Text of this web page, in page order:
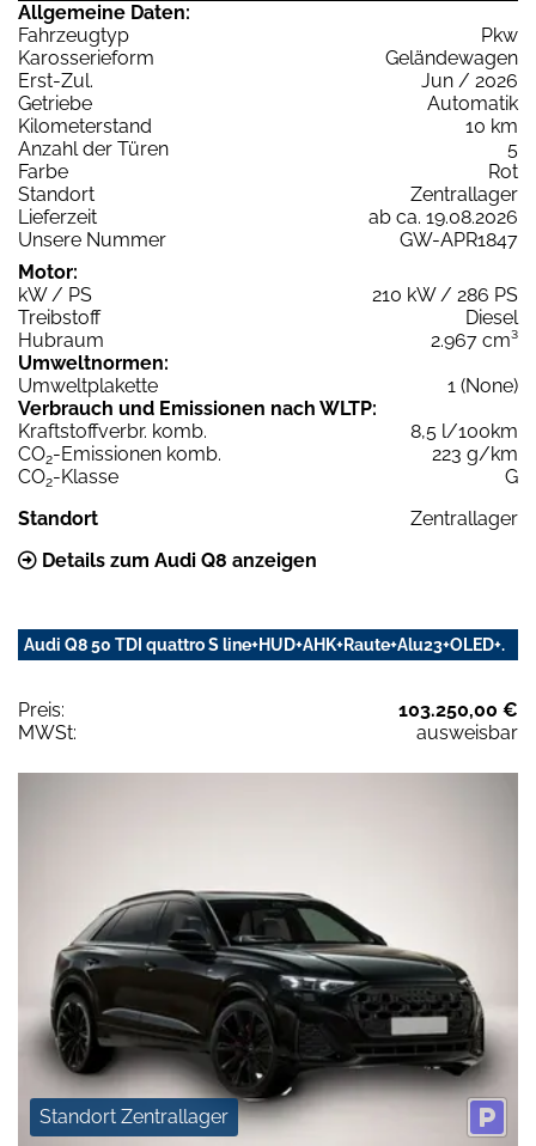
Allgemeine Daten:
Fahrzeugtyp
Pkw
Karosserieform
Geländewagen
Erst-Zul.
Jun / 2026
Getriebe
Automatik
Kilometerstand
10 km
Anzahl der Türen
5
Farbe
Rot
Standort
Zentrallager
Lieferzeit
ab ca. 19.08.2026
Unsere Nummer
GW-APR1847
Motor:
kW / PS
210 kW / 286 PS
Treibstoff
Diesel
Hubraum
2.967 cm³
Umweltnormen:
Umweltplakette
1 (None)
Verbrauch und Emissionen nach WLTP:
Kraftstoffverbr. komb.
8,5 l/100km
CO2-Emissionen komb.
223 g/km
CO2-Klasse
G
Standort
Zentrallager
Details zum Audi Q8 anzeigen
Audi Q8 50 TDI quattro S line+HUD+AHK+Raute+Alu23+OLED+.
Preis:
103.250,00 €
MWSt:
ausweisbar
Standort Zentrallager